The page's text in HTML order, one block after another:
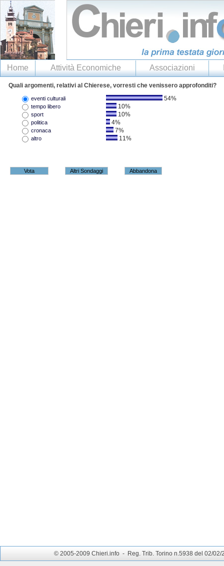
Home Attività Economiche Associazioni
Quali argomenti, relativi al Chierese, vorresti che venissero approfonditi?
eventi culturali 54%
tempo libero 10%
sport 10%
politica 4%
cronaca 7%
altro 11%
© 2005-2009 Chieri.info - Reg. Trib. Torino n.5938 del 02/02/